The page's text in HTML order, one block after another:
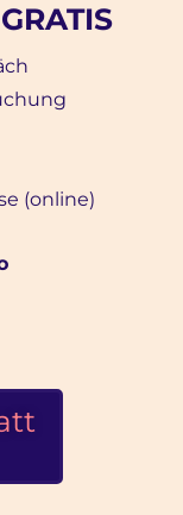
(online)